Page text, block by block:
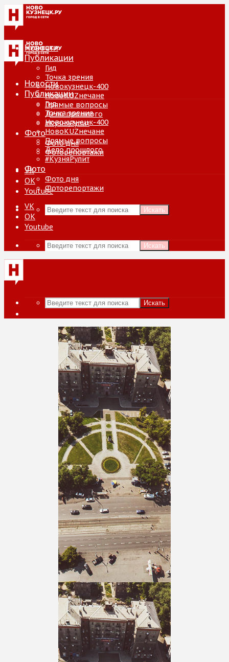
Новости
Публикации
Гид
Точка зрения
Новокузнецк-400
НовоKUZнечане
Прямые вопросы
Дело прошлого
#КузняРулит
Фото
Фото дня
Фоторепортажи
VK
ОК
Youtube
Искать
Новости
Публикации
Гид
Точка зрения
Новокузнецк-400
НовоKUZнечане
Прямые вопросы
Дело прошлого
#КузняРулит
Фото
Фото дня
Фоторепортажи
VK
ОК
Youtube
Искать
Искать